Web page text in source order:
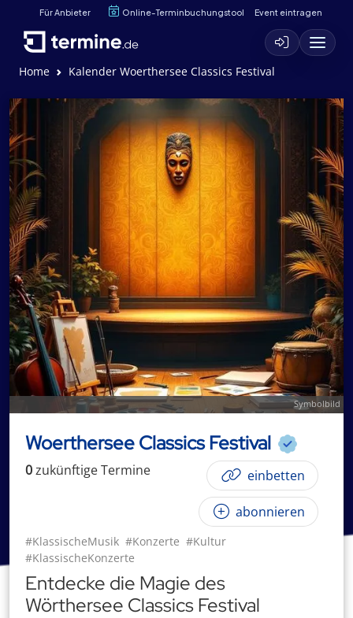
Für Anbieter Online-Terminbuchungstool Event eintragen
Home Kalender Woerthersee Classics Festival
Symbolbild
Woerthersee Classics Festival
0zukünftigeTermine einbetten
abonnieren
#KlassischeMusik #Konzerte #Kultur
#KlassischeKonzerte
Entdecke die Magie des
Wörthersee Classics Festival